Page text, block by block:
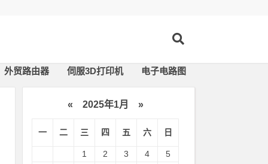
外贸路由器 伺服3D打印机 电子电路图
« 2025年1月 »
一 二 三 四 五 六 日
1 2 3 4
5